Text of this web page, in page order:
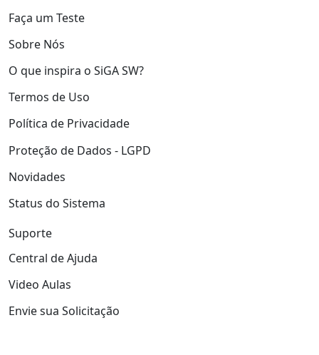
Faça um Teste
Sobre Nós
O que inspira o SiGA SW?
Termos de Uso
Política de Privacidade
Proteção de Dados - LGPD
Novidades
Status do Sistema
Suporte
Central de Ajuda
Video Aulas
Envie sua Solicitação